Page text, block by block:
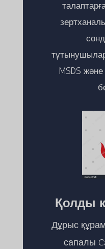
MSDS
Қолды
Дұрыс
сапалы